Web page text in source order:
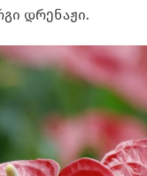
დრენაჟი.